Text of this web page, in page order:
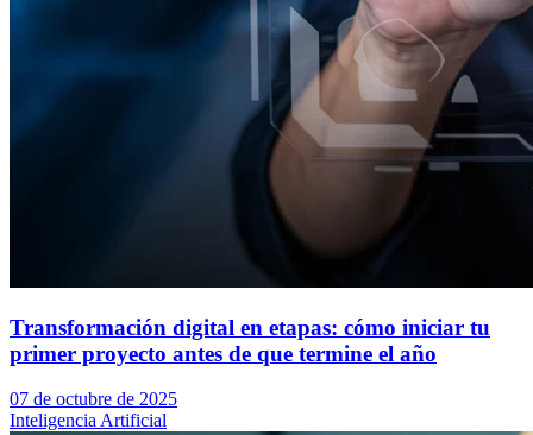
Transformación digital en etapas: cómo iniciar tu
primer proyecto antes de que termine el año
07 de octubre de 2025
Inteligencia Artificial